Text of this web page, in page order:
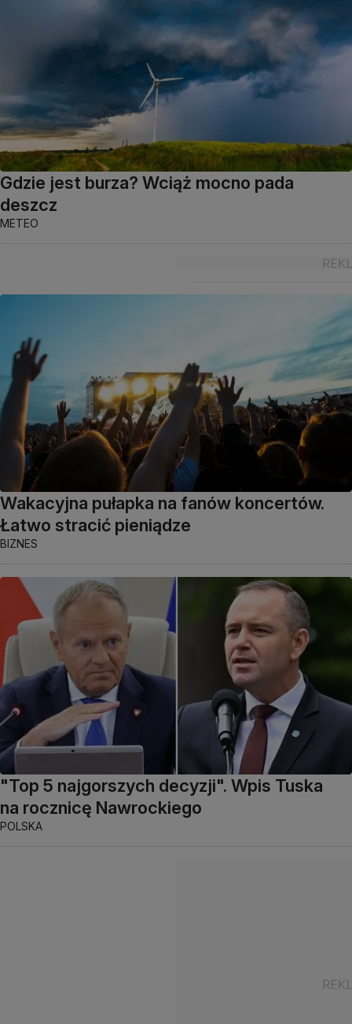
Gdzie jest burza? Wciąż mocno pada
deszcz
METEO
Wakacyjna pułapka na fanów koncertów.
Łatwo stracić pieniądze
BIZNES
"Top 5 najgorszych decyzji". Wpis Tuska
na rocznicę Nawrockiego
POLSKA